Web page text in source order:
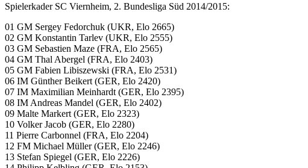
Spielerkader SC Viernheim, 2. Bundesliga Süd 2014/2015:
01 GM Sergey Fedorchuk (UKR, Elo 2665)
02 GM Konstantin Tarlev (UKR, Elo 2555)
03 GM Sebastien Maze (FRA, Elo 2565)
04 GM Thal Abergel (FRA, Elo 2403)
05 GM Fabien Libiszewski (FRA, Elo 2531)
06 IM Günther Beikert (GER, Elo 2420)
07 IM Maximilian Meinhardt (GER, Elo 2395)
08 IM Andreas Mandel (GER, Elo 2402)
09 Malte Markert (GER, Elo 2323)
10 Volker Jacob (GER, Elo 2280)
11 Pierre Carbonnel (FRA, Elo 2204)
12 FM Michael Müller (GER, Elo 2246)
13 Stefan Spiegel (GER, Elo 2226)